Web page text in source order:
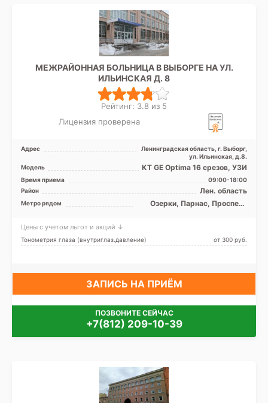
МЕЖРАЙОННАЯ БОЛЬНИЦА В ВЫБОРГЕ НА УЛ.
ИЛЬИНСКАЯ Д. 8
Рейтинг: 3.8 из 5
Лицензия проверена
Адрес
Ленинградская область, г. Выборг,
ул. Ильинская, д.8.
Модель
КТ GE Optima 16 срезов, УЗИ
Время приема
09:00-18:00
Район
Лен. область
Метро рядом
Озерки, Парнас, Проспект
Цены с учетом льгот и акций ↓
Тонометрия глаза (внутриглаз.давление) от 300 pуб.
ЗАПИСЬ НА ПРИЁМ
ПОЗВОНИТЕ СЕЙЧАС
+7(812) 209-10-39